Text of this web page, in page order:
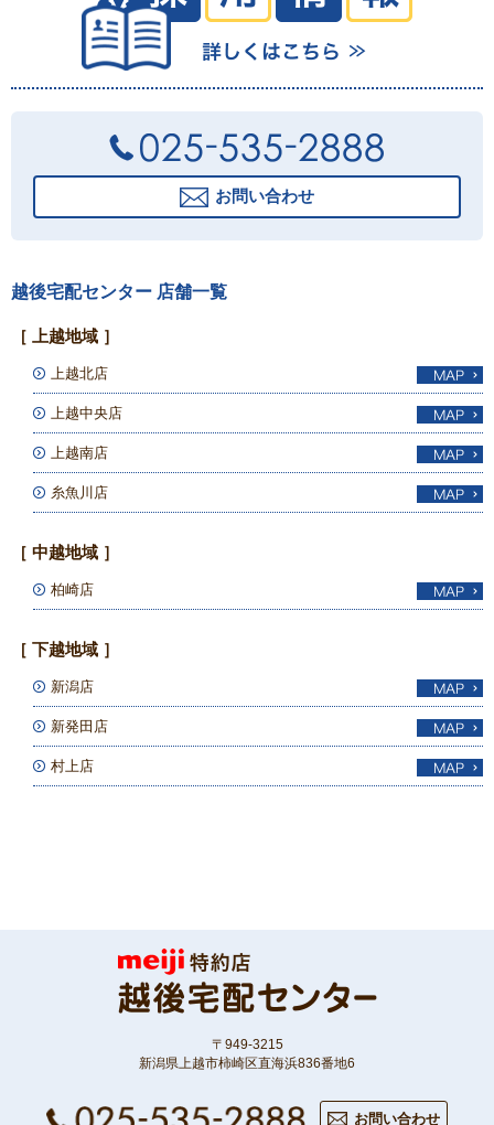
お問い合わせ
越後宅配センター 店舗一覧
［ 上越地域 ］
上越北店
上越中央店
上越南店
糸魚川店
［ 中越地域 ］
柏崎店
［ 下越地域 ］
新潟店
新発田店
村上店
〒949-3215
新潟県上越市柿崎区直海浜836番地6
お問い合わせ